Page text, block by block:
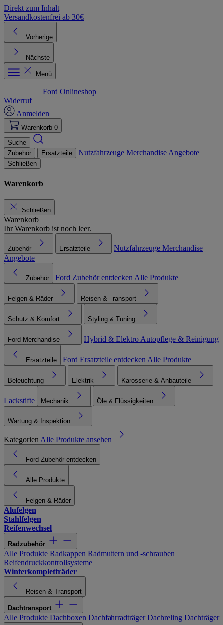
Direkt zum Inhalt
Versandkostenfrei ab 30€
Vorherige
Nächste
Menü
Ford Onlineshop
Widerruf
Anmelden
Warenkorb 0
Suche
Zubehör
Ersatzteile Nutzfahrzeuge Merchandise Angebote
Schließen
Warenkorb
Schließen
Warenkorb
Ihr Warenkorb ist noch leer.
Zubehör Ersatzteile Nutzfahrzeuge Merchandise
Angebote
Zubehör Ford Zubehör entdecken Alle Produkte
Felgen & Räder Reisen & Transport
Schutz & Komfort Styling & Tuning
Ford Merchandise Hybrid & Elektro Autopflege & Reinigung
Ersatzteile Ford Ersatzteile entdecken Alle Produkte
Beleuchtung Elektrik Karosserie & Anbauteile
Lackstifte Mechanik Öle & Flüssigkeiten
Wartung & Inspektion
Kategorien Alle Produkte ansehen
Ford Zubehör entdecken
Alle Produkte
Felgen & Räder
Alufelgen
Stahlfelgen
Reifenwechsel
Radzubehör
Alle Produkte Radkappen Radmuttern und -schrauben
Reifendruckkontrollsysteme
Winterkompletträder
Reisen & Transport
Dachtransport
Alle Produkte Dachboxen Dachfahrradträger Dachreling Dachträger